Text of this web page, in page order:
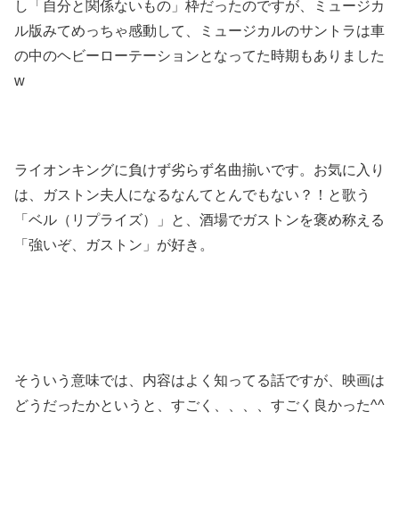
し「自分と関係ないもの」枠だったのですが、ミュージカ
ル版みてめっちゃ感動して、ミュージカルのサントラは車
の中のヘビーローテーションとなってた時期もありました
w
ライオンキングに負けず劣らず名曲揃いです。お気に入り
は、ガストン夫人になるなんてとんでもない？！と歌う
「ベル（リプライズ）」と、酒場でガストンを褒め称える
「強いぞ、ガストン」が好き。
そういう意味では、内容はよく知ってる話ですが、映画は
どうだったかというと、すごく、、、、すごく良かった^^